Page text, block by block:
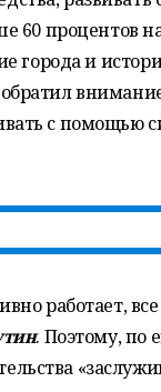
60 процентов
города и
с помощью
работает,
. Поэтому, по